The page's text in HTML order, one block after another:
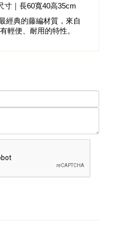
寸｜長60寬40高35cm
經典的藤編材質，來自
輕便、耐用的特性。